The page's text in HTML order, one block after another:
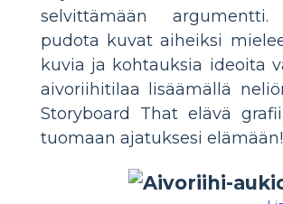
selvittämään
pudota kuvat aiheiksi
kuvia ja kohtauksia ideoita
aivoriihitilaa lisäämällä
Storyboard That elävä
tuomaan ajatuksesi elämään!